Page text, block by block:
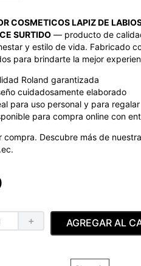
COSMETICOS LAPIZ DE
SURTIDO— producto de
y estilo de vida. Fabricado
para brindarte la mejor
Roland garantizada
cuidadosamente elaborado
para uso personal y para regalar
para compra online con
compra. Descubre más de
＋ AGREGAR AL